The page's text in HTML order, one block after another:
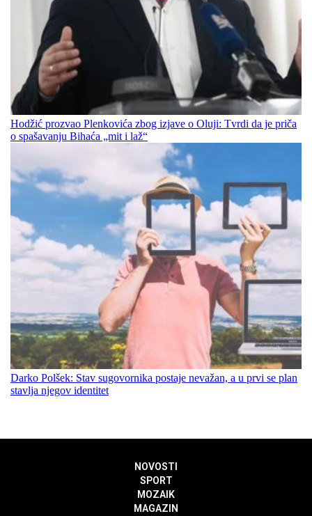
Hodžić prozvao Plenkovića zbog izjave o Oluji: Tvrdi da je priča
o spašavanju Bihaća „mit i laž“
Darko Polšek: Stav sugovornika postaje nevažan, a u prvi se plan
stavlja njegov identitet
NOVOSTI
SPORT
MOZAIK
MAGAZIN